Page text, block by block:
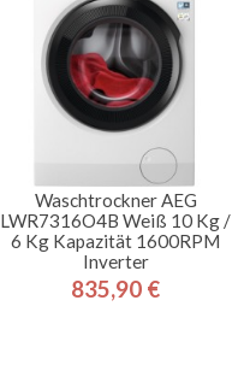
Waschtrockner AEG
LWR7316O4B Weiß 10 Kg /
6 Kg Kapazität 1600RPM
Inverter
Preis
835,90 €